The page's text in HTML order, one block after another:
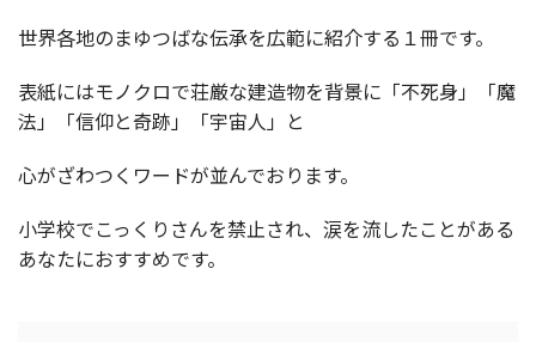
世界各地のまゆつばな伝承を広範に紹介する１冊です。
表紙にはモノクロで荘厳な建造物を背景に「不死身」「魔
法」「信仰と奇跡」「宇宙人」と
心がざわつくワードが並んでおります。
小学校でこっくりさんを禁止され、涙を流したことがある
あなたにおすすめです。